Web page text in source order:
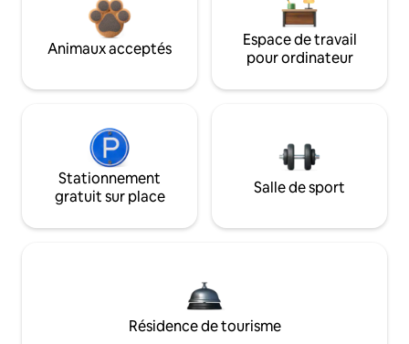
Animaux acceptés
Espace de travail
pour ordinateur
Stationnement
gratuit sur place
Salle de sport
Résidence de tourisme